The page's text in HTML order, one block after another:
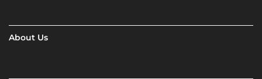
About Us